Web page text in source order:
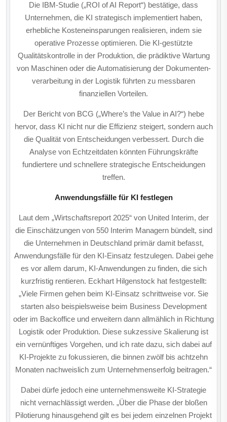
Die IBM-Studie („ROI of AI Report“) bestätige, dass
Unternehmen, die KI strategisch implementiert haben,
erhebliche Kosteneinsparungen realisieren, indem sie
operative Prozesse optimieren. Die KI-gestützte
Qualitätskontrolle in der Produktion, die prädiktive Wartung
von Maschinen oder die Automatisierung der Dokumenten­
verarbeitung in der Logistik führten zu messbaren
finanziellen Vorteilen.
Der Bericht von BCG („Where’s the Value in AI?“) hebe
hervor, dass KI nicht nur die Effizienz steigert, sondern auch
die Qualität von Entscheidungen verbessert. Durch die
Analyse von Echtzeitdaten könnten Führungskräfte
fundiertere und schnellere strategische Entscheidungen
treffen.
Anwendungsfälle für KI festlegen
Laut dem „Wirtschaftsreport 2025“ von United Interim, der
die Einschätzungen von 550 Interim Managern bündelt, sind
die Unternehmen in Deutschland primär damit befasst,
Anwendungsfälle für den KI-Einsatz festzulegen. Dabei gehe
es vor allem darum, KI-Anwendungen zu finden, die sich
kurzfristig rentieren. Eckhart Hilgenstock hat festgestellt:
„Viele Firmen gehen beim KI-Einsatz schrittweise vor. Sie
starten also beispielsweise beim Business Development
oder im Backoffice und erweitern dann allmählich in Richtung
Logistik oder Produktion. Diese sukzessive Skalierung ist
ein vernünftiges Vorgehen, und ich rate dazu, sich dabei auf
KI-Projekte zu fokussieren, die binnen zwölf bis achtzehn
Monaten nachweislich zum Unternehmenserfolg beitragen.“
Dabei dürfe jedoch eine unternehmensweite KI-Strategie
nicht vernachlässigt werden. „Über die Phase der bloßen
Pilotierung hinausgehend gilt es bei jedem einzelnen Projekt